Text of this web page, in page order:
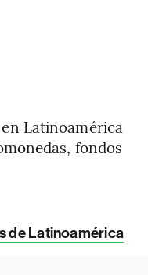
Latinoamérica
fondos
de Latinoamérica